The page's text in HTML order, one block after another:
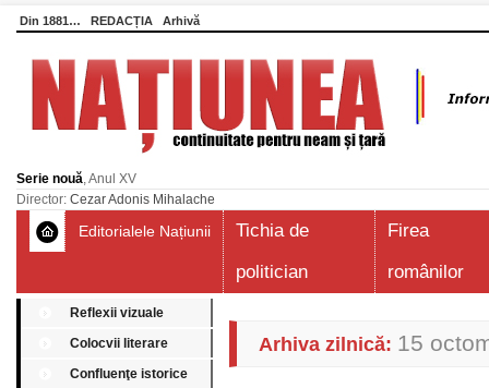
Din 1881… REDACȚIA Arhivă
Serie nouă, Anul XV
Director: Cezar Adonis Mihalache
Editorialele Națiunii
Tichia de
politician
Firea
românilor
Reflexii vizuale
Colocvii literare
Confluenţe istorice
Arhiva zilnică: 15